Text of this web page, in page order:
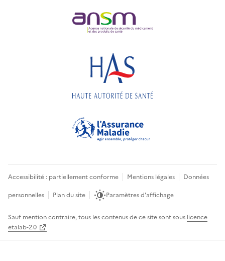
Accessibilité : partiellement conforme Mentions légales
Données
personnelles
Plan du site Paramètres d'affichage
Sauf mention contraire, tous les contenus de ce site sont sous licence
etalab-2.0